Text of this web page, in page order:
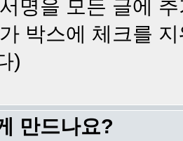
명을 모든 글에
박스에 체크를
)
만드나요?